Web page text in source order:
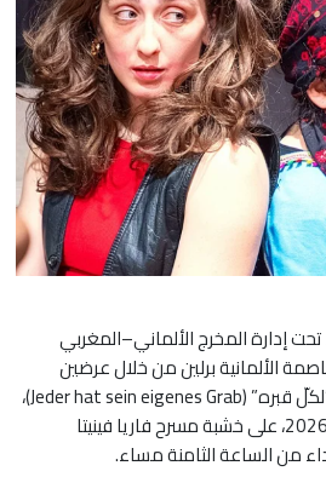
إدارة المخرج الألماني–المغربي
الألمانية برلين من خلال عرضين
خاصين لمسرحيتها الجديدة “لكلّ قبره” (Jeder hat sein eigenes Grab)،
وذلك يومي 10 و11 يوليوز 2026، على خشبة مسرح فاريا فينيتا